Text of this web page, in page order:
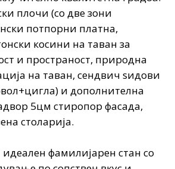
плочи (со две зони
потпорни платна,
косини на таван за
и пространост, природна
на таван, сендвич ѕидови
и дополнителна
5цм стиропор фасада,
столарија.
идеален фамилијарен стан со